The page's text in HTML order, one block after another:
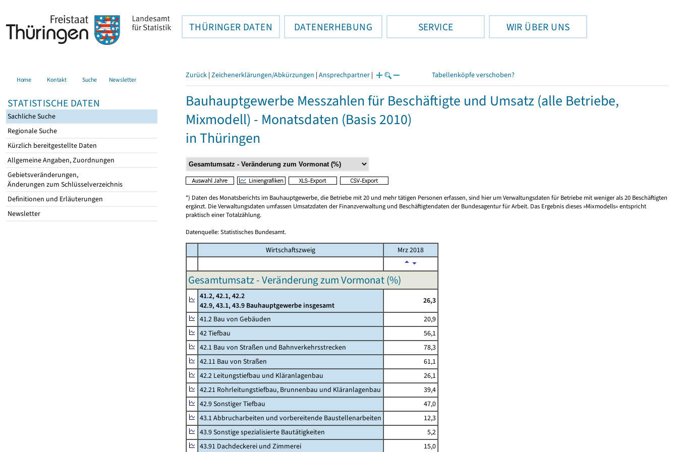
THÜRINGER DATEN DATENERHEBUNG SERVICE WIR ÜBER UNS
Home Kontakt Suche Newsletter
STATISTISCHE DATEN
Sachliche Suche
Regionale Suche
Kürzlich bereitgestellte Daten
Allgemeine Angaben, Zuordnungen
Gebietsveränderungen,
Änderungen zum Schlüsselverzeichnis
Definitionen und Erläuterungen
Newsletter
Zurück | Zeichenerklärungen/Abkürzungen | Ansprechpartner | Tabellenköpfe verschoben?
Bauhauptgewerbe Messzahlen für Beschäftigte und Umsatz (alle Betriebe,
Mixmodell) - Monatsdaten (Basis 2010)
in Thüringen
*) Daten des Monatsberichts im Bauhauptgewerbe, die Betriebe mit 20 und mehr tätigen Personen erfassen, sind hier um Verwaltungsdaten für Betriebe mit weniger als 20 Beschäftigten
ergänzt. Die Verwaltungsdaten umfassen Umsatzdaten der Finanzverwaltung und Beschäftigtendaten der Bundesagentur für Arbeit. Das Ergebnis dieses »Mixmodells« entspricht
praktisch einer Totalzählung.
Datenquelle: Statistisches Bundesamt.
Wirtschaftszweig Mrz 2018
Gesamtumsatz - Veränderung zum Vormonat (%)
41.2, 42.1, 42.2
42.9, 43.1, 43.9 Bauhauptgewerbe insgesamt
26,3
41.2 Bau von Gebäuden
20,9
42 Tiefbau
56,1
42.1 Bau von Straßen und Bahnverkehrsstrecken
78,3
42.11 Bau von Straßen
61,1
42.2 Leitungstiefbau und Kläranlagenbau
26,1
42.21 Rohrleitungstiefbau, Brunnenbau und Kläranlagenbau
39,4
42.9 Sonstiger Tiefbau
47,0
43.1 Abbrucharbeiten und vorbereitende Baustellenarbeiten
12,3
43.9 Sonstige spezialisierte Bautätigkeiten
5,2
43.91 Dachdeckerei und Zimmerei
15,0